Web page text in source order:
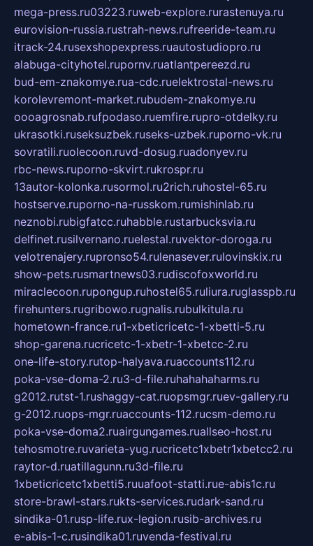
mega-press.ru03223.ruweb-explore.rurastenuya.ru
eurovision-russia.rustrah-news.rufreeride-team.ru
itrack-24.rusexshopexpress.ruautostudiopro.ru
alabuga-cityhotel.rupornv.ruatlantpereezd.ru
bud-em-znakomye.rua-cdc.ruelektrostal-news.ru
korolevremont-market.rubudem-znakomye.ru
oooagrosnab.rufpodaso.ruemfire.rupro-otdelky.ru
ukrasotki.ruseksuzbek.ruseks-uzbek.ruporno-vk.ru
sovratili.ruolecoon.ruvd-dosug.ruadonyev.ru
rbc-news.ruporno-skvirt.rukrospr.ru
13autor-kolonka.rusormol.ru2rich.ruhostel-65.ru
hostserve.ruporno-na-russkom.rumishinlab.ru
neznobi.rubigfatcc.ruhabble.rustarbucksvia.ru
delfinet.rusilvernano.ruelestal.ruvektor-doroga.ru
velotrenajery.rupronso54.rulenasever.rulovinskix.ru
show-pets.rusmartnews03.rudiscofoxworld.ru
miraclecoon.rupongup.ruhostel65.ruliura.ruglasspb.ru
firehunters.rugribowo.rugnalis.rubulkitula.ru
hometown-france.ru1-xbeticricetc-1-xbetti-5.ru
shop-garena.rucricetc-1-xbetr-1-xbetcc-2.ru
one-life-story.rutop-halyava.ruaccounts112.ru
poka-vse-doma-2.ru3-d-file.ruhahahaharms.ru
g2012.rutst-1.rushaggy-cat.ruopsmgr.ruev-gallery.ru
g-2012.ruops-mgr.ruaccounts-112.rucsm-demo.ru
poka-vse-doma2.ruairgungames.ruallseo-host.ru
tehosmotre.ruvarieta-yug.rucricetc1xbetr1xbetcc2.ru
raytor-d.ruatillagunn.ru3d-file.ru
1xbeticricetc1xbetti5.ruuafoot-statti.rue-abis1c.ru
store-brawl-stars.rukts-services.rudark-sand.ru
sindika-01.rusp-life.rux-legion.rusib-archives.ru
e-abis-1-c.rusindika01.ruvenda-festival.ru